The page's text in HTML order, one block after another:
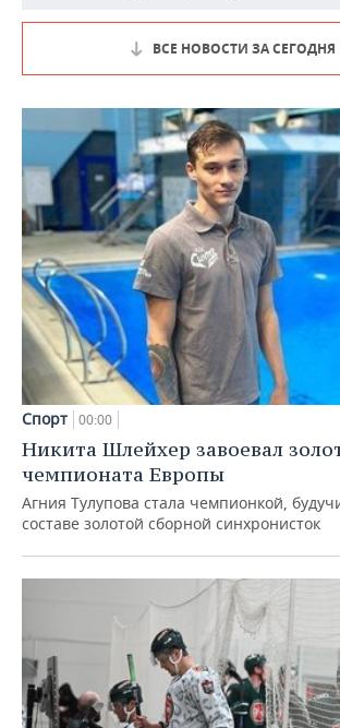
ВСЕ НОВОСТИ ЗА СЕГОДНЯ
Спорт 00:00
Никита Шлейхер завоевал
чемпионата Европы
Агния Тулупова стала чемпионкой,
составе золотой сборной синхронисток